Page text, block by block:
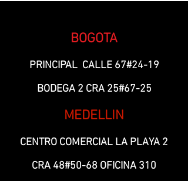
BOGOTA
PRINCIPAL CALLE 67#24-19
BODEGA 2 CRA 25#67-25
MEDELLIN
CENTRO COMERCIAL LA PLAYA 2
CRA 48#50-68 OFICINA 310